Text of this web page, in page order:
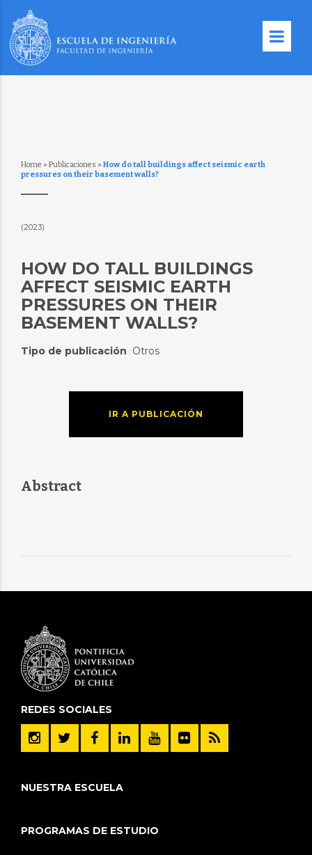
Home » Publicaciones » How do tall buildings affect seismic earth
pressures on their basement walls?
(2023)
HOW DO TALL BUILDINGS
AFFECT SEISMIC EARTH
PRESSURES ON THEIR
BASEMENT WALLS?
Tipo de publicación : Otros
IR A PUBLICACIÓN
Abstract
REDES SOCIALES
NUESTRA ESCUELA
PROGRAMAS DE ESTUDIO